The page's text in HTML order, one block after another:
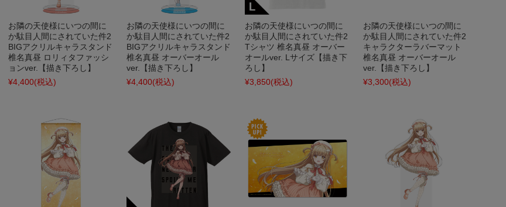
お隣の天使様にいつの間に
か駄目人間にされていた件2
BIGアクリルキャラスタンド
椎名真昼 ロリィタファッシ
ョンver.【描き下ろし】
¥4,400(税込)
お隣の天使様にいつの間に
か駄目人間にされていた件2
BIGアクリルキャラスタンド
椎名真昼 オーバーオール
ver.【描き下ろし】
¥4,400(税込)
お隣の天使様にいつの間に
か駄目人間にされていた件2
Tシャツ 椎名真昼 オーバー
オールver. Lサイズ【描き下
ろし】
¥3,850(税込)
お隣の天使様にいつの間に
か駄目人間にされていた件2
キャラクターラバーマット
椎名真昼 オーバーオール
ver.【描き下ろし】
¥3,300(税込)